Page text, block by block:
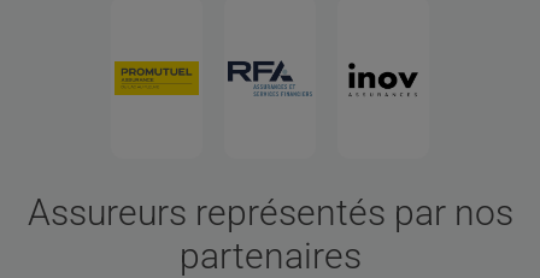
Assureurs représentés par nos
partenaires